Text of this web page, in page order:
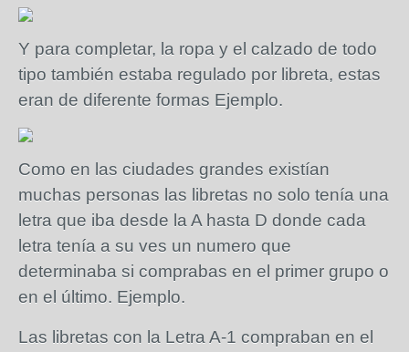
Y para completar, la ropa y el calzado de todo
tipo también estaba regulado por libreta, estas
eran de diferente formas Ejemplo.
Como en las ciudades grandes existían
muchas personas las libretas no solo tenía una
letra que iba desde la A hasta D donde cada
letra tenía a su ves un numero que
determinaba si comprabas en el primer grupo o
en el último. Ejemplo.
Las libretas con la Letra A-1 compraban en el